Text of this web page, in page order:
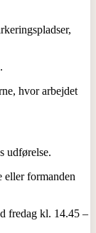
hvor arbejdet
udførelse.
eller formanden
fredag kl. 14.45 –